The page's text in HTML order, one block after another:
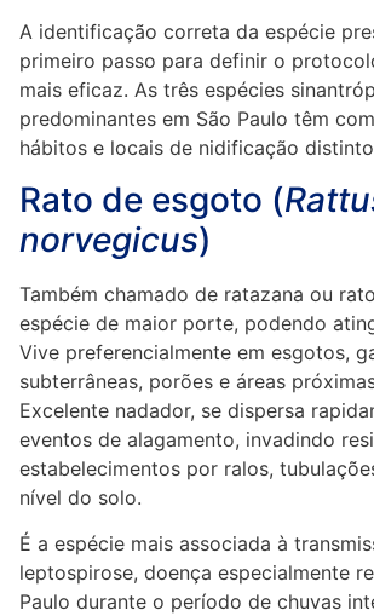
A identificação correta da espécie
primeiro passo para definir o
mais eficaz. As três espécies
predominantes em São Paulo têm
hábitos e locais de nidificação
Rato de esgoto (
norvegicus)
Também chamado de ratazana ou
espécie de maior porte, podendo
Vive preferencialmente em esgotos,
subterrâneas, porões e áreas
Excelente nadador, se dispersa
eventos de alagamento, invadindo
estabelecimentos por ralos,
nível do solo.
É a espécie mais associada à
leptospirose, doença especialmente
Paulo durante o período de chuvas